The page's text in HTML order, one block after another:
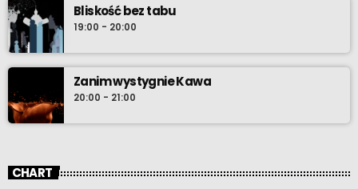
Bliskość bez tabu
19:00 - 20:00
Zanim wystygnie Kawa
20:00 - 21:00
CHART